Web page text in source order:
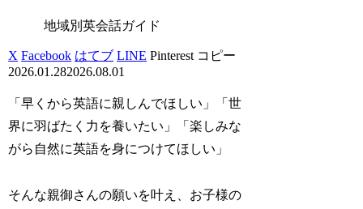
地域別英会話ガイド
X Facebook はてブ LINE Pinterest コピー
2026.01.282026.08.01
「早くから英語に親しんでほしい」「世
界に羽ばたく力を養いたい」「楽しみな
がら自然に英語を身につけてほしい」
そんな親御さんの願いを叶え、お子様の